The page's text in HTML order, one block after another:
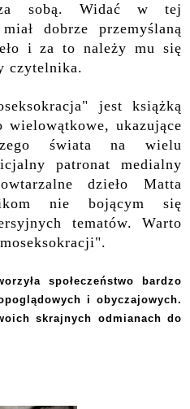
sobą. Widać w tej
dobrze przemyślaną
i za to należy mu się
czytelnika.
jest książką
wielowątkowe, ukazujące
świata na wielu
patronat medialny
dzieło Matta
nie bojącym się
tematów. Warto
społeczeństwo bardzo
i obyczajowych.
skrajnych odmianach do